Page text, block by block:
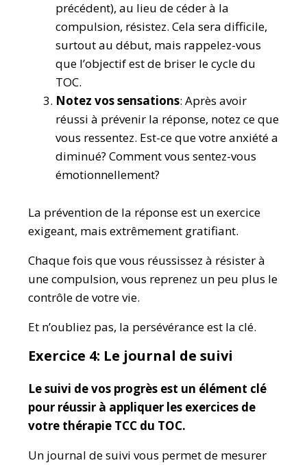
précédent), au lieu de céder à la
compulsion, résistez. Cela sera difficile,
surtout au début, mais rappelez-vous
que l’objectif est de briser le cycle du
TOC.
Notez vos sensations: Après avoir
réussi à prévenir la réponse, notez ce que
vous ressentez. Est-ce que votre anxiété a
diminué? Comment vous sentez-vous
émotionnellement?
La prévention de la réponse est un exercice
exigeant, mais extrêmement gratifiant.
Chaque fois que vous réussissez à résister à
une compulsion, vous reprenez un peu plus le
contrôle de votre vie.
Et n’oubliez pas, la persévérance est la clé.
Exercice 4: Le journal de suivi
Le suivi de vos progrès est un élément clé
pour réussir à appliquer les exercices de
votre thérapie TCC du TOC.
Un journal de suivi vous permet de mesurer